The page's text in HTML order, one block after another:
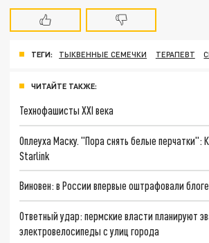
ТЕГИ: ТЫКВЕННЫЕ СЕМЕЧКИ ТЕРАПЕВТ
ЧИТАЙТЕ ТАКЖЕ:
Технофашисты XXI века
Оплеуха Маску. "Пора снять белые перчатки":
Starlink
Виновен: в России впервые оштрафовали
Ответный удар: пермские власти планируют
электровелосипеды с улиц города